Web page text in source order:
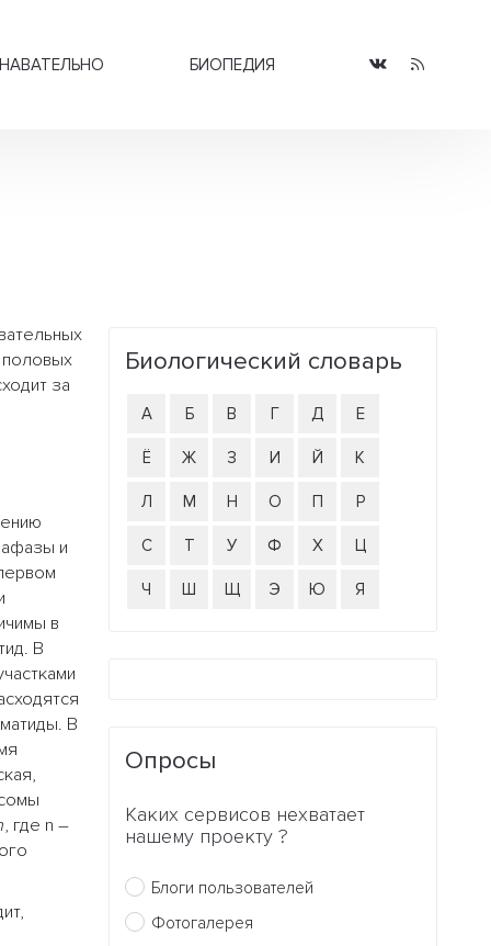
БИОПЕДИЯ
за
и
в
В
В
, где n –
Биологический словарь
А Б В Г Д Е
Ё Ж З И Й К
Л М Н О П Р
С Т У Ф Х Ц
Ч Ш Щ Э Ю Я
Опросы
Каких сервисов нехватает
нашему проекту ?
Блоги пользователей
Фотогалерея